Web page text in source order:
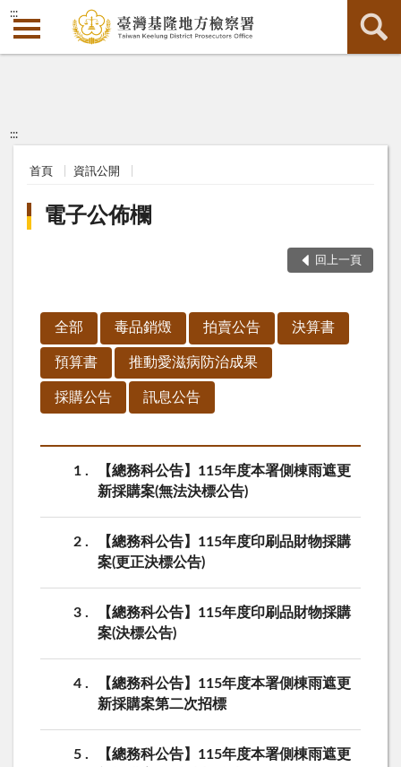
:::
:::
首頁 資訊公開
電子公佈欄
回上一頁
全部 毒品銷燬 拍賣公告 決算書
預算書 推動愛滋病防治成果
採購公告 訊息公告
1
【總務科公告】115年度本署側棟雨遮更
新採購案(無法決標公告)
2
【總務科公告】115年度印刷品財物採購
案(更正決標公告)
3
【總務科公告】115年度印刷品財物採購
案(決標公告)
4
【總務科公告】115年度本署側棟雨遮更
新採購案第二次招標
5
【總務科公告】115年度本署側棟雨遮更